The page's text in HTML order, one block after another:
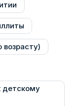
детскому